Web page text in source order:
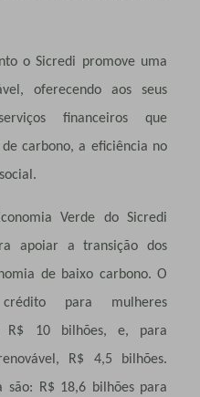
o Sicredi promove uma
oferecendo aos seus
financeiros que
carbono, a eficiência no
Verde do Sicredi
apoiar a transição dos
de baixo carbono. O
para mulheres
R$ 10 bilhões, e, para
R$ 4,5 bilhões.
são: R$ 18,6 bilhões para